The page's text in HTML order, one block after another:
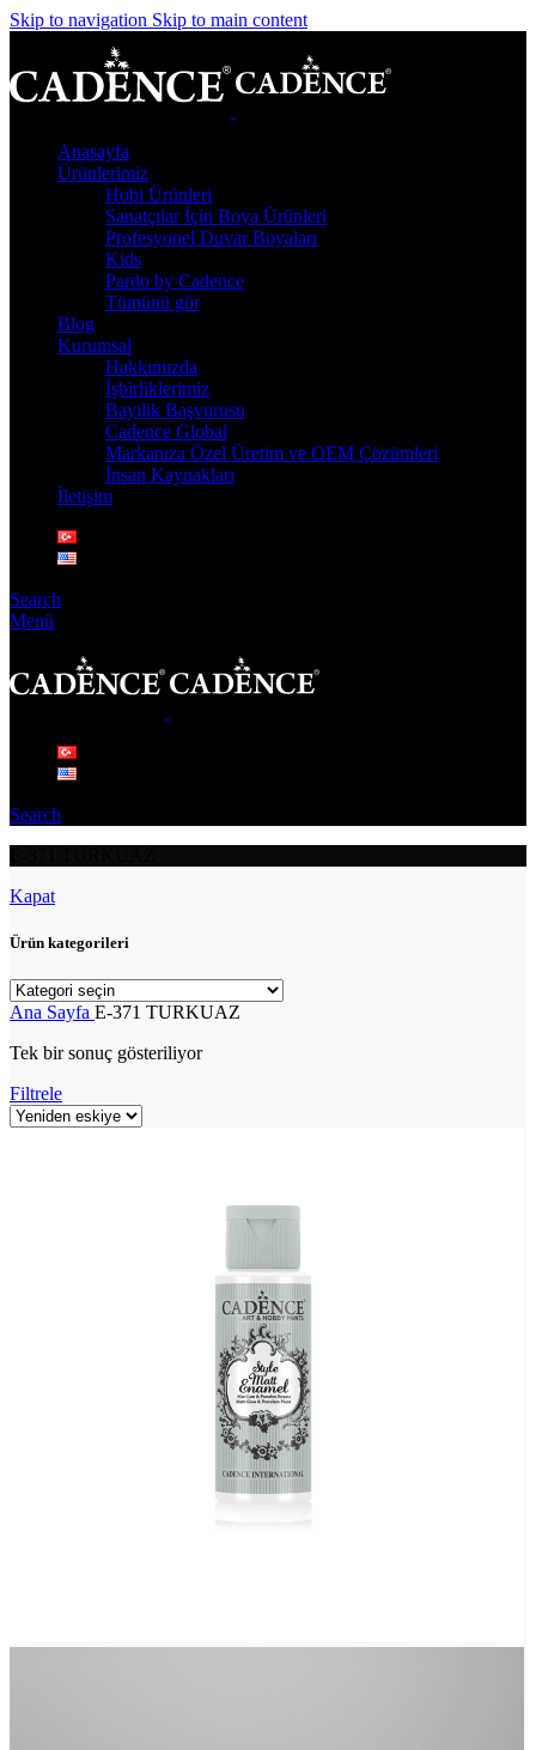
Skip to navigation Skip to main content
Anasayfa
Ürünlerimiz
Hobi Ürünleri
Sanatçılar İçin Boya Ürünleri
Profesyonel Duvar Boyaları
Kids
Pardo by Cadence
Tümünü gör
Blog
Kurumsal
Hakkımızda
İşbirliklerimiz
Bayilik Başvurusu
Cadence Global
Markanıza Özel Üretim ve OEM Çözümleri
İnsan Kaynakları
İletişim
Search
Menü
Search
Kapat
Ürün kategorileri
Ana Sayfa E-371 TURKUAZ
Tek bir sonuç gösteriliyor
Filtrele